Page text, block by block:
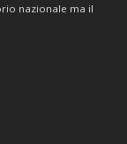
nazionale ma il